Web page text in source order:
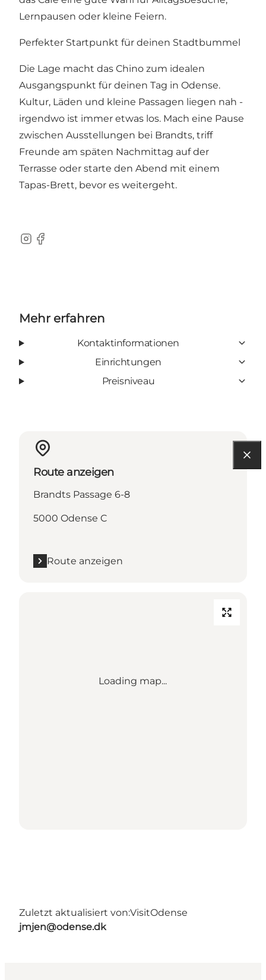
Lernpausen oder kleine Feiern.
Perfekter Startpunkt für deinen Stadtbummel
Die Lage macht das Chino zum idealen
Ausgangspunkt für deinen Tag in Odense.
Kultur, Läden und kleine Passagen liegen nah -
irgendwo ist immer etwas los. Mach eine Pause
zwischen Ausstellungen bei Brandts, triff
Freunde am späten Nachmittag auf der
Terrasse oder starte den Abend mit einem
Tapas-Brett, bevor es weitergeht.
Instagram
Facebook
Mehr erfahren
Kontaktinformationen
Einrichtungen
Preisniveau
Route anzeigen
Brandts Passage 6-8
5000 Odense C
Route anzeigen
Loading map...
Zuletzt aktualisiert von:VisitOdense
jmjen@odense.dk